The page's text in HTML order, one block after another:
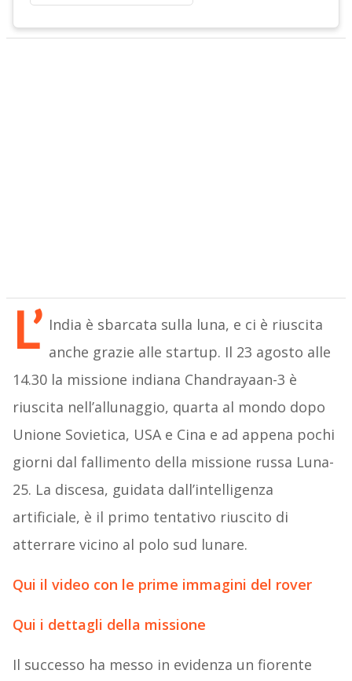
L’ India è sbarcata sulla luna, e ci è riuscita
anche grazie alle startup. Il 23 agosto alle
14.30 la missione indiana Chandrayaan-3 è
riuscita nell’allunaggio, quarta al mondo dopo
Unione Sovietica, USA e Cina e ad appena pochi
giorni dal fallimento della missione russa Luna-
25. La discesa, guidata dall’intelligenza
artificiale, è il primo tentativo riuscito di
atterrare vicino al polo sud lunare.
Qui il video con le prime immagini del rover
Qui i dettagli della missione
Il successo ha messo in evidenza un fiorente